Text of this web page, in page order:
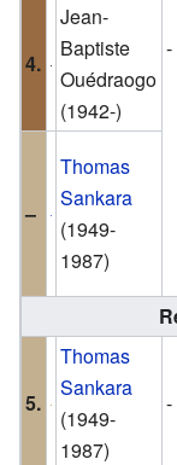
-
4.
Jean-
Baptiste
Ouédraogo
(1942-)
–
Thomas
Sankara
(1949-
1987)
5.
Thomas
Sankara
(1949-
1987)
-